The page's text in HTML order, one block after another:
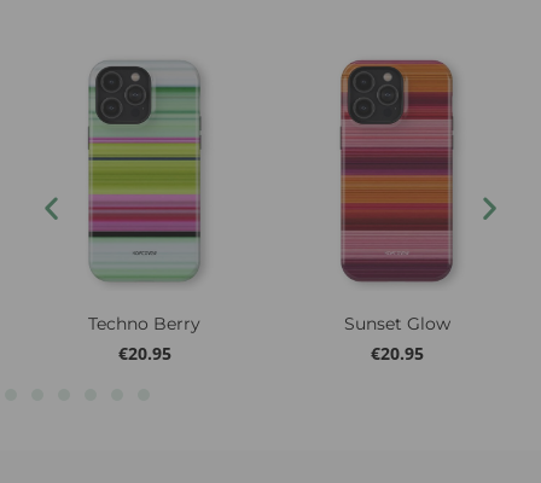
Techno Berry
€20.95
Sunset Glow
€20.95